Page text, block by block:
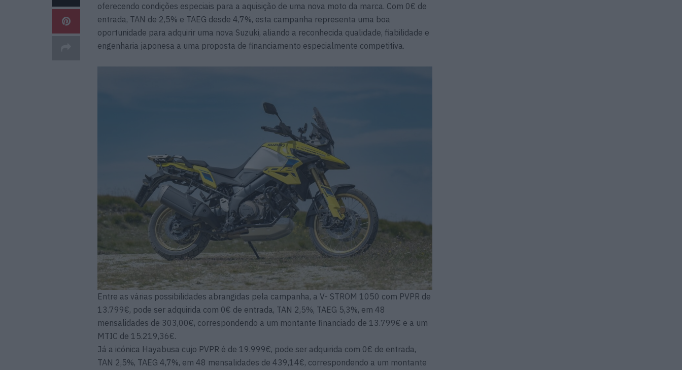
oferecendo condições especiais para a aquisição de uma nova moto da marca. Com 0€ de
entrada, TAN de 2,5% e TAEG desde 4,7%, esta campanha representa uma boa
oportunidade para adquirir uma nova Suzuki, aliando a reconhecida qualidade, fiabilidade e
engenharia japonesa a uma proposta de financiamento especialmente competitiva.
Entre as várias possibilidades abrangidas pela campanha, a V- STROM 1050 com PVPR de
13.799€, pode ser adquirida com 0€ de entrada, TAN 2,5%, TAEG 5,3%, em 48
mensalidades de 303,00€, correspondendo a um montante financiado de 13.799€ e a um
MTIC de 15.219,36€.
Já a icónica Hayabusa cujo PVPR é de 19.999€, pode ser adquirida com 0€ de entrada,
TAN 2,5%, TAEG 4,7%, em 48 mensalidades de 439,14€, correspondendo a um montante